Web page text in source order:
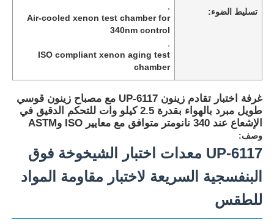
تسليط الضوء:
Air-cooled xenon test chamber for
340nm control
ISO compliant xenon aging test
chamber
غرفة اختبار تقادم زينون UP-6117 مع مصباح زينون قوسي
طويل مبرد بالهواء بقدرة 2.5 كيلو وات للتحكم الدقيق في
الإشعاع عند 340 نانومتر متوافق مع معايير ISO وASTM
وصف:
UP-6117 معدات اختبار الشيخوخة فوق
البنفسجية السريعة لاختبار مقاومة المواد
للطقس